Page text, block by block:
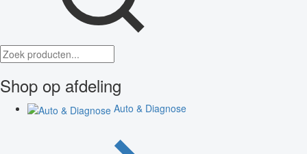
Shop op afdeling
Auto & Diagnose